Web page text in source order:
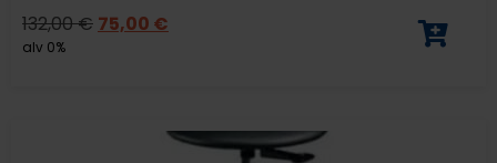
132,00€ 75,00 €
alv 0%